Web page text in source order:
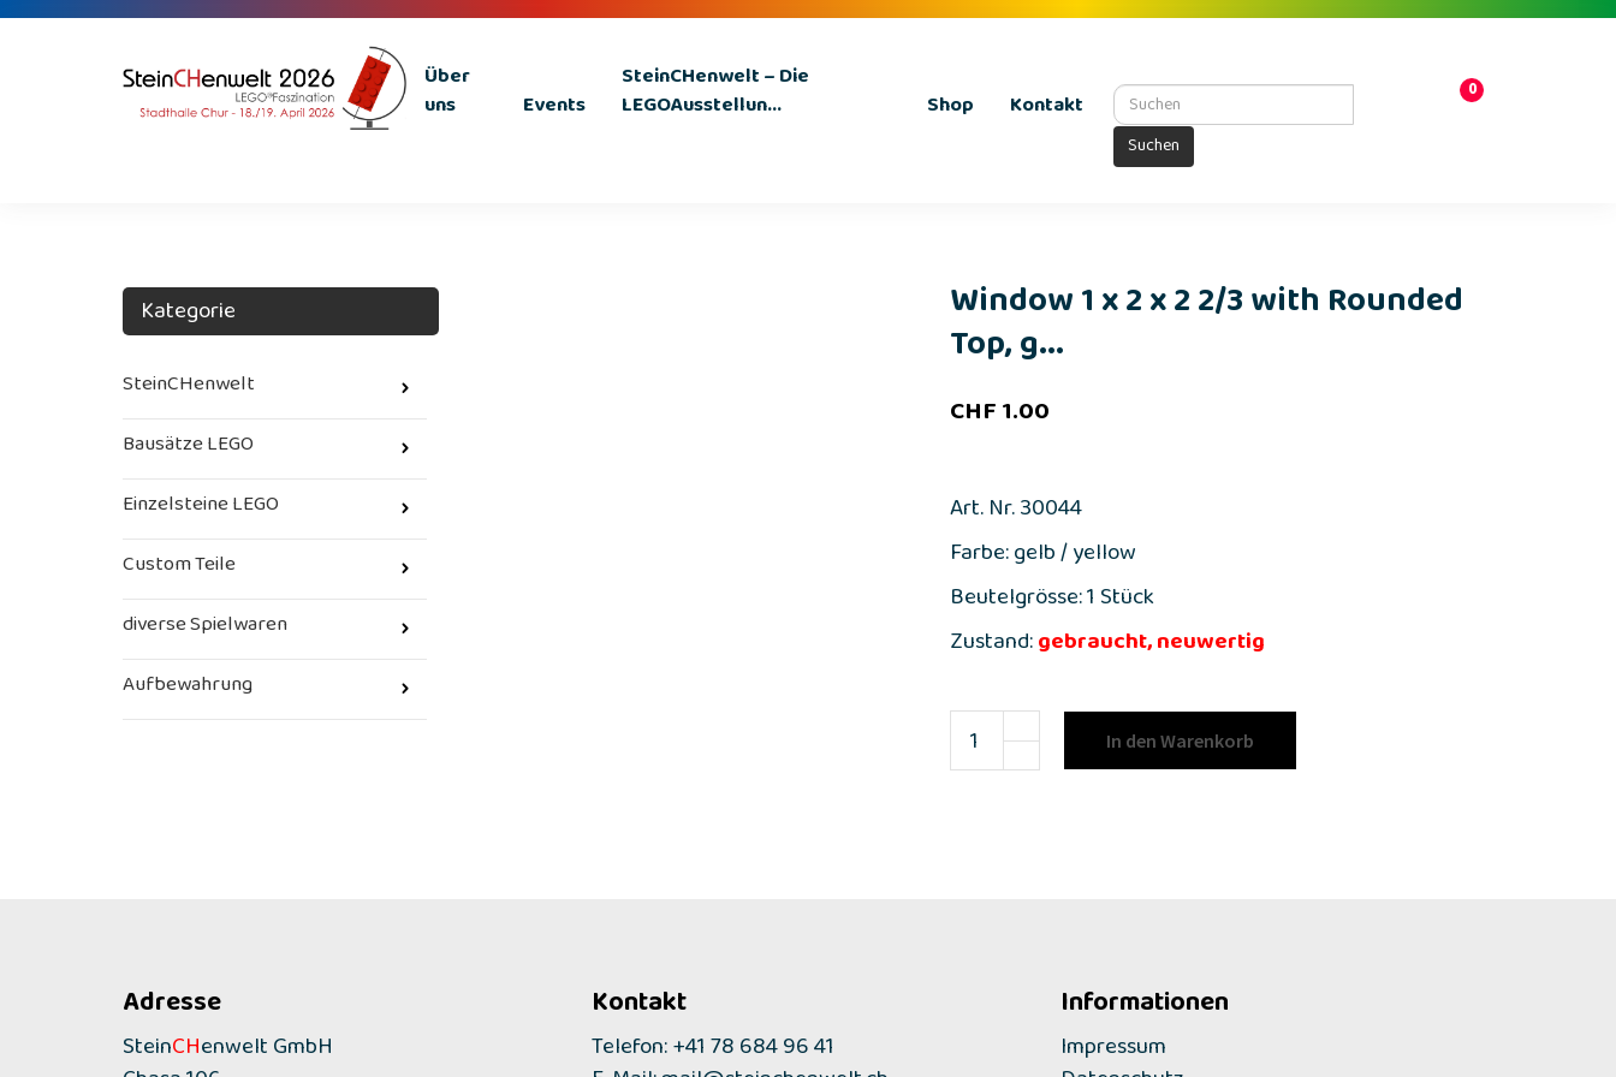
Über
uns Events
SteinCHenwelt – Die
LEGOAusstellun... Shop Kontakt
Suchen
0
Window 1 x 2 x 2 2/3 with Rounded
Top, g...
CHF1.00
Art. Nr. 30044
Farbe: gelb / yellow
Beutelgrösse: 1 Stück
Zustand:gebraucht, neuwertig
In den Warenkorb
Kategorie
SteinCHenwelt
Bausätze LEGO
Einzelsteine LEGO
Custom Teile
diverse Spielwaren
Aufbewahrung
Adresse
SteinCHenwelt GmbH
Kontakt
Telefon: +41 78 684 96 41
Informationen
Impressum